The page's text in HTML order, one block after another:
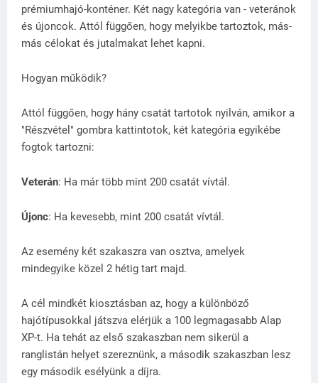
prémiumhajó-konténer. Két nagy kategória van - veteránok
és újoncok. Attól függően, hogy melyikbe tartoztok, más-
más célokat és jutalmakat lehet kapni.
Hogyan működik?
Attól függően, hogy hány csatát tartotok nyilván, amikor a
"Részvétel" gombra kattintotok, két kategória egyikébe
fogtok tartozni:
Veterán: Ha már több mint 200 csatát vívtál.
Újonc: Ha kevesebb, mint 200 csatát vívtál.
Az esemény két szakaszra van osztva, amelyek
mindegyike közel 2 hétig tart majd.
A cél mindkét kiosztásban az, hogy a különböző
hajótípusokkal játszva elérjük a 100 legmagasabb Alap
XP-t. Ha tehát az első szakaszban nem sikerül a
ranglistán helyet szereznünk, a második szakaszban lesz
egy második esélyünk a díjra.